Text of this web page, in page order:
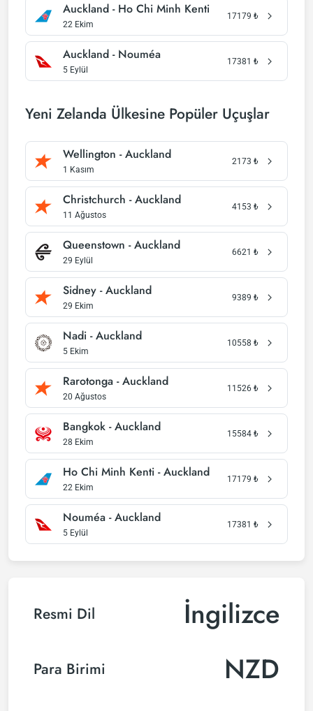
Auckland - Ho Chi Minh Kenti
22 Ekim
17179 ₺
Auckland - Nouméa
5 Eylül
17381 ₺
Yeni Zelanda Ülkesine Popüler Uçuşlar
Wellington - Auckland
1 Kasım
2173 ₺
Christchurch - Auckland
11 Ağustos
4153 ₺
Queenstown - Auckland
29 Eylül
6621 ₺
Sidney - Auckland
29 Ekim
9389 ₺
Nadi - Auckland
5 Ekim
10558 ₺
Rarotonga - Auckland
20 Ağustos
11526 ₺
Bangkok - Auckland
28 Ekim
15584 ₺
Ho Chi Minh Kenti - Auckland
22 Ekim
17179 ₺
Nouméa - Auckland
5 Eylül
17381 ₺
Resmi Dil İngilizce
Para Birimi
NZD